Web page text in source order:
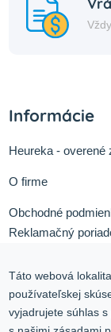
Informácie
Heureka - overené
O firme
Obchodné
Reklamačný
Služby
Kontakt
Táto webová
používateľskej
vyjadrujete súhlas